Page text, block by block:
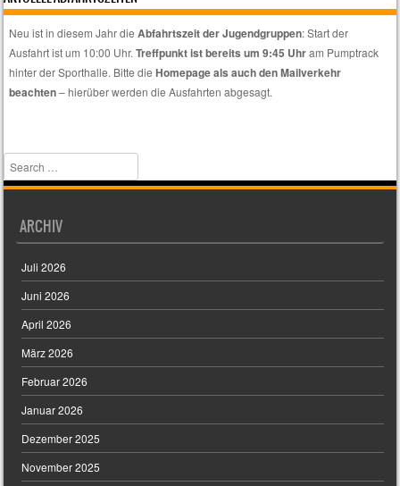
wenn
Themen
interessieren.
Neu ist in diesem Jahr dieAbfahrtszeit der Jugendgruppen: Start der
Ausfahrt ist um 10:00 Uhr.Treffpunkt ist bereits um 9:45 Uhram Pumptrack
hinter der Sporthalle. Bitte dieHomepage als auch den Mailverkehr
beachten– hierüber werden die Ausfahrten abgesagt.
Search
ARCHIV
Juli 2026
Juni 2026
April 2026
März 2026
Februar 2026
Januar 2026
Dezember 2025
November 2025